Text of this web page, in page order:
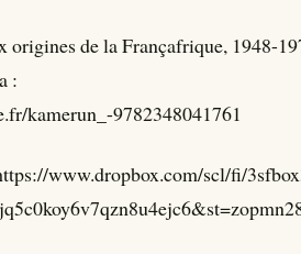
origines de la Françafrique, 1948-
:
kamerun_-9782348041761
www.dropbox.com/scl/fi/